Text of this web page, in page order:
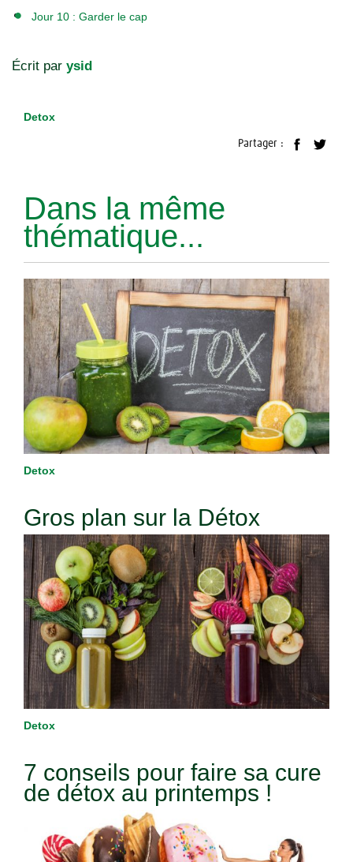
Jour 10 : Garder le cap
Écrit par ysid
Detox
Partager :
Dans la même
thématique...
Detox
Gros plan sur la Détox
Detox
7 conseils pour faire sa cure
de détox au printemps !